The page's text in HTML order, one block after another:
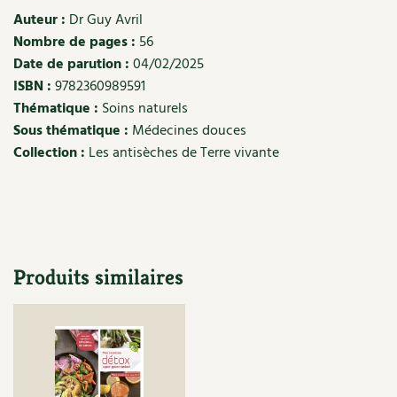
Les plantes et leurs vertus
Soins et cosmétiques au naturel
Société et alternatives
Vivre l’écologie
Enfants
Actions pour la planète
Les 4 saisons
Auteur : Dr Guy Avril
Nombre de pages : 56
Date de parution :04/02/2025
ISBN :9782360989591
Thématique : Soins naturels
Sous thématique : Médecines douces
Collection : Les antisèches de Terre vivante
Produits similaires